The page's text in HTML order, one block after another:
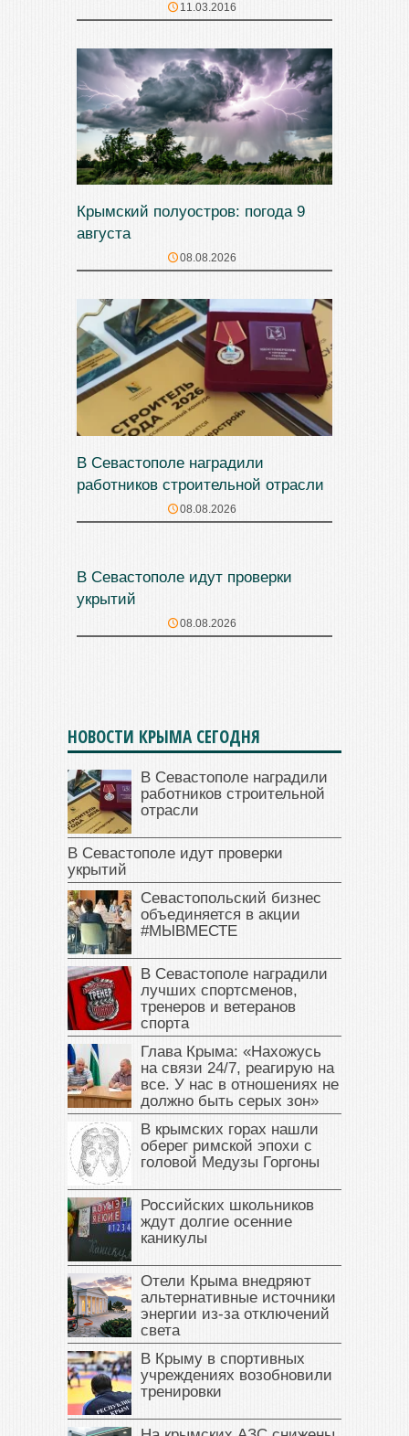
11.03.2016
Крымский полуостров: погода 9
августа
08.08.2026
В Севастополе наградили
работников строительной отрасли
08.08.2026
В Севастополе идут проверки
укрытий
08.08.2026
НОВОСТИ КРЫМА СЕГОДНЯ
В Севастополе наградили
работников строительной
отрасли
В Севастополе идут проверки
укрытий
Севастопольский бизнес
объединяется в акции
#МЫВМЕСТЕ
В Севастополе наградили
лучших спортсменов,
тренеров и ветеранов
спорта
Глава Крыма: «Нахожусь
на связи 24/7, реагирую на
все. У нас в отношениях не
должно быть серых зон»
В крымских горах нашли
оберег римской эпохи с
головой Медузы Горгоны
Российских школьников
ждут долгие осенние
каникулы
Отели Крыма внедряют
альтернативные источники
энергии из-за отключений
света
В Крыму в спортивных
учреждениях возобновили
тренировки